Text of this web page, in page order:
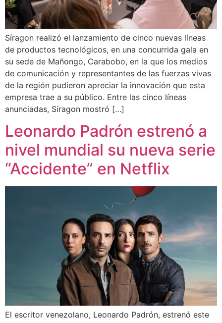
Síragon realizó el lanzamiento de cinco nuevas líneas
de productos tecnológicos, en una concurrida gala en
su sede de Mañongo, Carabobo, en la que los medios
de comunicación y representantes de las fuerzas vivas
de la región pudieron apreciar la innovación que esta
empresa trae a su público. Entre las cinco líneas
anunciadas, Síragon mostró […]
Leonardo Padrón estrenó a
nivel mundial su nueva serie
“Accidente” en Netflix
El escritor venezolano, Leonardo Padrón, estrenó este